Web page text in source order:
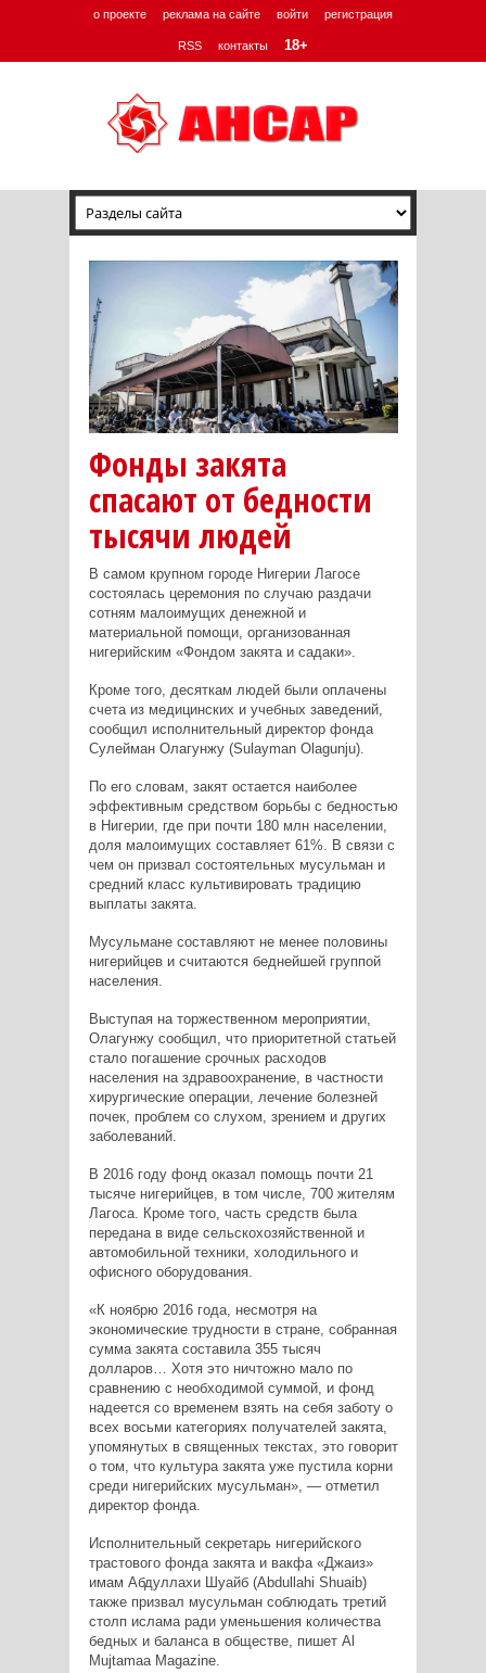
о проекте реклама на сайте войти регистрация
RSS контакты 18+
Фонды закята
спасают от бедности
тысячи людей
В самом крупном городе Нигерии Лагосе
состоялась церемония по случаю раздачи
сотням малоимущих денежной и
материальной помощи, организованная
нигерийским «Фондом закята и садаки».
Кроме того, десяткам людей были оплачены
счета из медицинских и учебных заведений,
сообщил исполнительный директор фонда
Сулейман Олагунжу (Sulayman Olagunju).
По его словам, закят остается наиболее
эффективным средством борьбы с бедностью
в Нигерии, где при почти 180 млн населении,
доля малоимущих составляет 61%. В связи с
чем он призвал состоятельных мусульман и
средний класс культивировать традицию
выплаты закята.
Мусульмане составляют не менее половины
нигерийцев и считаются беднейшей группой
населения.
Выступая на торжественном мероприятии,
Олагунжу сообщил, что приоритетной статьей
стало погашение срочных расходов
населения на здравоохранение, в частности
хирургические операции, лечение болезней
почек, проблем со слухом, зрением и других
заболеваний.
В 2016 году фонд оказал помощь почти 21
тысяче нигерийцев, в том числе, 700 жителям
Лагоса. Кроме того, часть средств была
передана в виде сельскохозяйственной и
автомобильной техники, холодильного и
офисного оборудования.
«К ноябрю 2016 года, несмотря на
экономические трудности в стране, собранная
сумма закята составила 355 тысяч
долларов… Хотя это ничтожно мало по
сравнению с необходимой суммой, и фонд
надеется со временем взять на себя заботу о
всех восьми категориях получателей закята,
упомянутых в священных текстах, это говорит
о том, что культура закята уже пустила корни
среди нигерийских мусульман», — отметил
директор фонда.
Исполнительный секретарь нигерийского
трастового фонда закята и вакфа «Джаиз»
имам Абдуллахи Шуайб (Abdullahi Shuaib)
также призвал мусульман соблюдать третий
столп ислама ради уменьшения количества
бедных и баланса в обществе, пишет Al
Mujtamaa Magazine.